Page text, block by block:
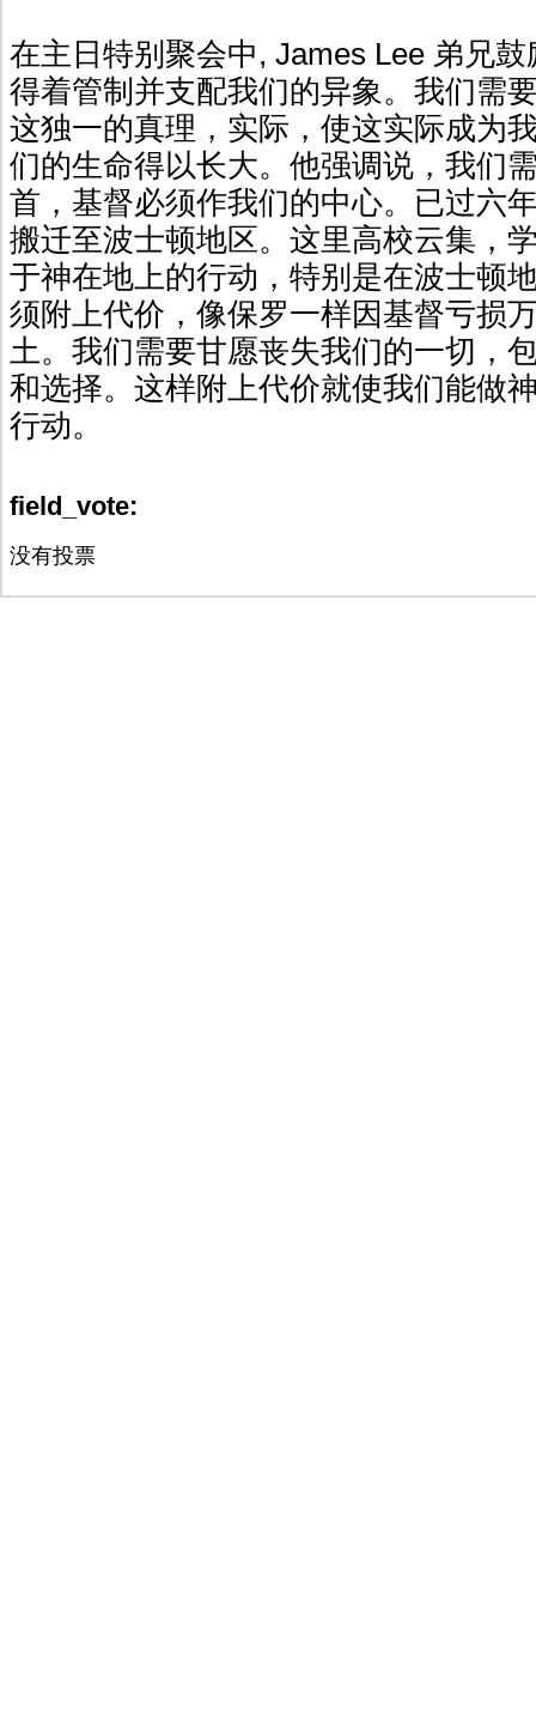
在主日特别聚会中, James Lee 弟兄
得着管制并支配我们的异象。我们需
这独一的真理，实际，使这实际成为
们的生命得以长大。他强调说，我们
首，基督必须作我们的中心。已过六
搬迁至波士顿地区。这里高校云集，
于神在地上的行动，特别是在波士顿
须附上代价，像保罗一样因基督亏损
土。我们需要甘愿丧失我们的一切，
和选择。这样附上代价就使我们能做
行动。
field_vote:
没有投票